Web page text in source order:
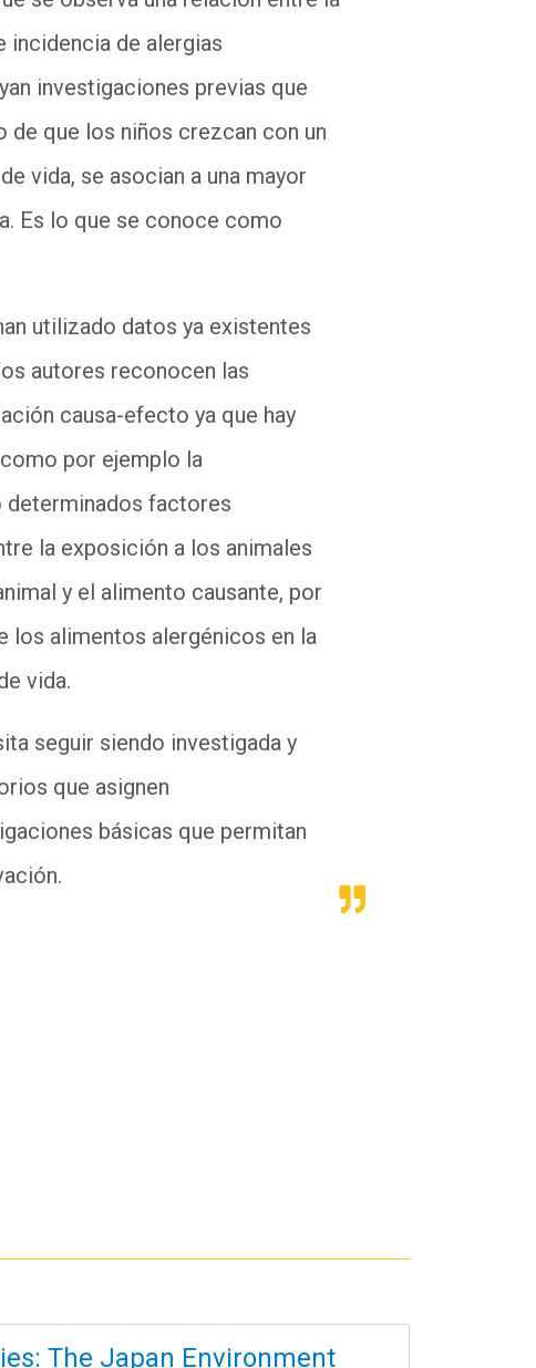
incidencia de alergias
investigaciones previas que
que los niños crezcan con un
vida, se asocian a una mayor
Es lo que se conoce como
utilizado datos ya existentes
autores reconocen las
causa-efecto ya que hay
por ejemplo la
determinados factores
la exposición a los animales
y el alimento causante, por
los alimentos alergénicos en la
vida.
seguir siendo investigada y
que asignen
básicas que permitan
The Japan Environment